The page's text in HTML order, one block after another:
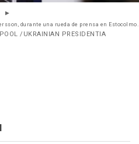
durante una rueda de prensa en Estocolmo.
/UKRAINIAN PRESIDENTIA